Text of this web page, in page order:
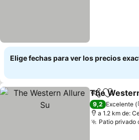
Elige fechas para ver los precios
Compartir
The
9,2 Excelente
a 1.2 km de:
Patio privado